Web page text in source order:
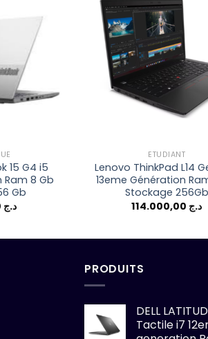
Add to
wishlist
15 G4 i5
Ram 8 Gb
Gb
د.ج
ETUDIANT
Lenovo ThinkPad L14
13eme Génération
Stockage 256Gb
د.ج
PRODUITS
DELL
Tactile i7